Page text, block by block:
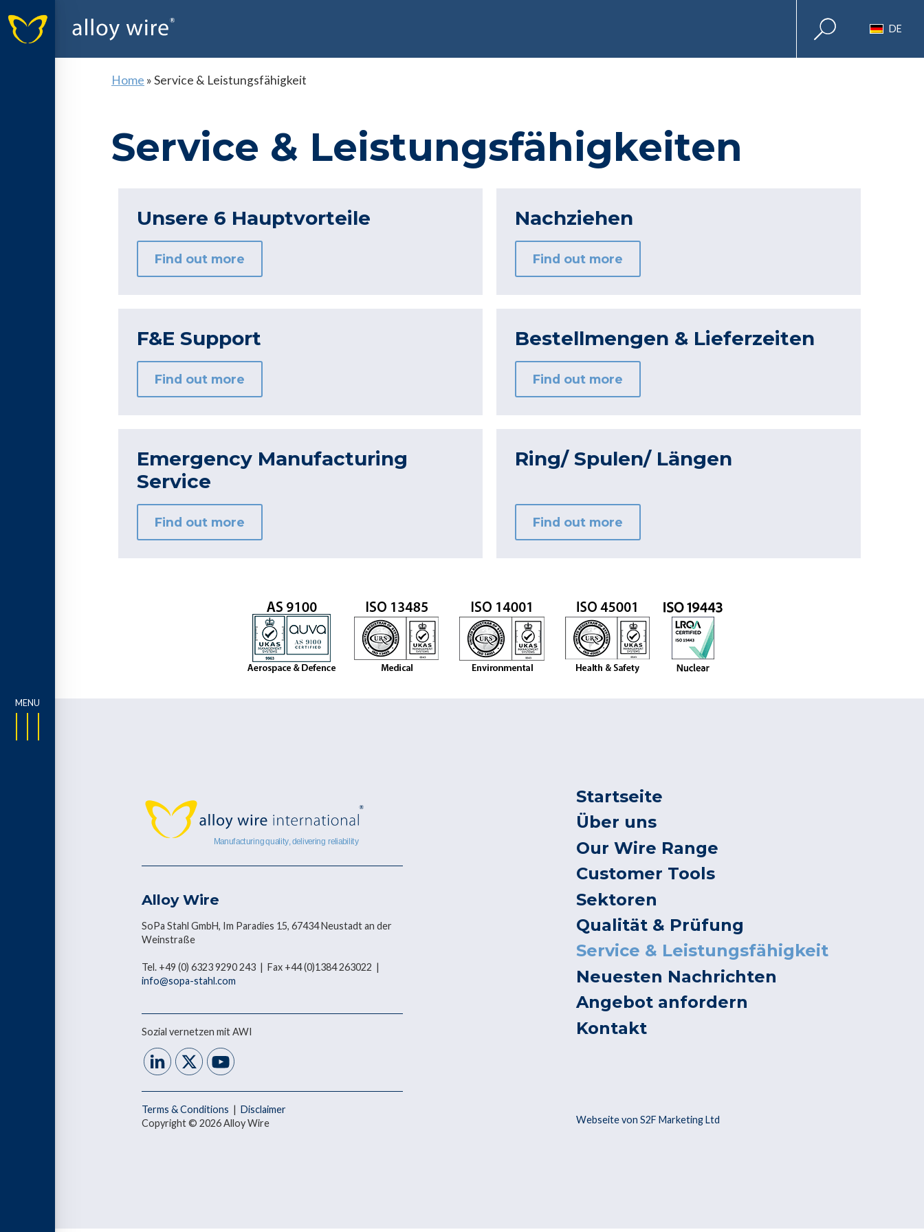
DE
Home »Service & Leistungsfähigkeit
Service & Leistungsfähigkeiten
Unsere 6 Hauptvorteile
Find out more
Nachziehen
Find out more
F&E Support
Find out more
Bestellmengen & Lieferzeiten
Find out more
Emergency Manufacturing
Service
Find out more
Ring/ Spulen/ Längen
Find out more
Alloy Wire
SoPa Stahl GmbH, Im Paradies 15, 67434 Neustadt an der
Weinstraße
Tel. +49 (0) 6323 9290 243 | Fax +44 (0)1384 263022 |
info@sopa-stahl.com
Sozial vernetzen mit AWI
Terms & Conditions
Disclaimer
Copyright © 2026 Alloy Wire
Startseite
Über uns
Our Wire Range
Customer Tools
Sektoren
Qualität & Prüfung
Service & Leistungsfähigkeit
Neuesten Nachrichten
Angebot anfordern
Kontakt
Webseite von S2F Marketing Ltd